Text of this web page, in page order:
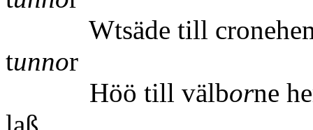
Wtsäde till
tunnor
Höö till välborne